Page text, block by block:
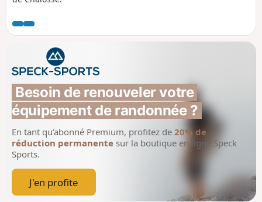
Besoin de renouveler votre
équipement de randonnée ?
En tant qu’abonné Premium, profitez de 20% de
réduction permanente sur la boutique en ligne Speck
Sports.
J'en profite